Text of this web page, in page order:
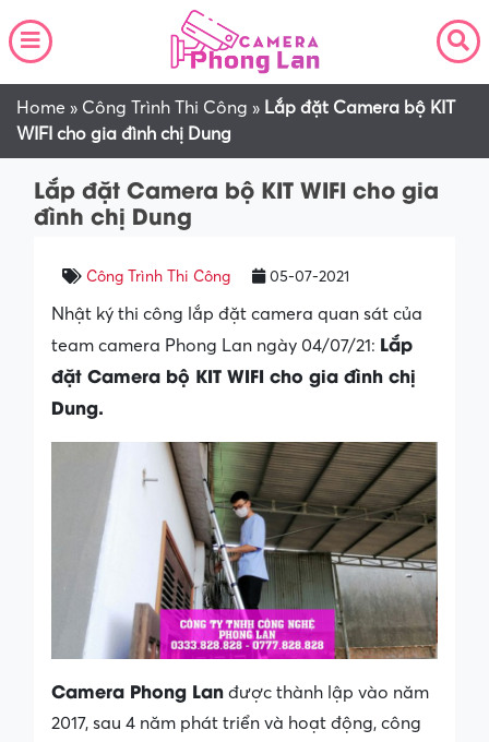
Home » Công Trình Thi Công » Lắp đặt Camera bộ KIT
WIFI cho gia đình chị Dung
Lắp đặt Camera bộ KIT WIFI cho gia
đình chị Dung
Công Trình Thi Công 05-07-2021
Nhật ký thi công lắp đặt camera quan sát của
team camera Phong Lan ngày 04/07/21: Lắp
đặt Camera bộ KIT WIFI cho gia đình chị
Dung.
Camera Phong Lan được thành lập vào năm
2017, sau 4 năm phát triển và hoạt động, công